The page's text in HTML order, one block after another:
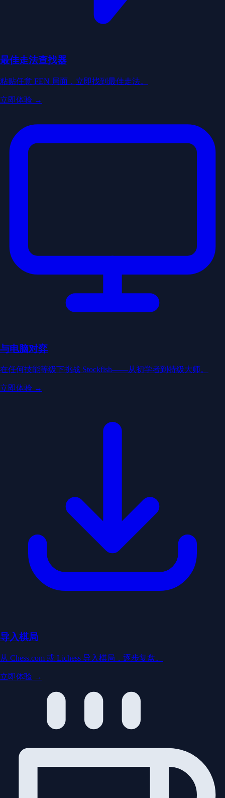
最佳走法查找器
粘贴任意 FEN 局面，立即找到最佳走法。
立即体验 →
与电脑对弈
在任何技能等级下挑战 Stockfish——从初学者到特级大师。
立即体验 →
导入棋局
从 Chess.com 或 Lichess 导入棋局，逐步复盘。
立即体验 →